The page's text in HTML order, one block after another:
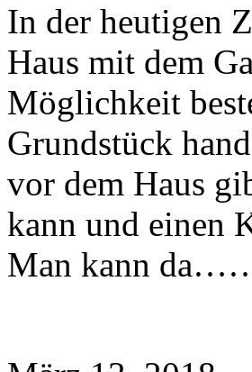
In der heutigen
Haus mit dem
Möglichkeit
Grundstück
vor dem Haus
kann und einen
Man kann